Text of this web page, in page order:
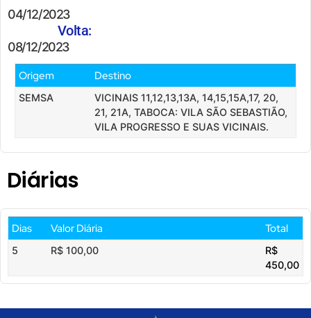
04/12/2023
Volta:
08/12/2023
Origem Destino
SEMSA
VICINAIS 11,12,13,13A, 14,15,15A,17, 20,
21, 21A, TABOCA: VILA SÃO SEBASTIÃO,
VILA PROGRESSO E SUAS VICINAIS.
Diárias
Dias Valor Diária Total
5 R$ 100,00
R$
450,00